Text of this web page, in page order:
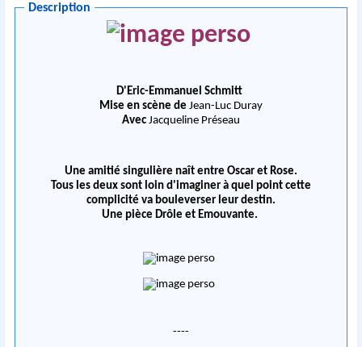
Description
D'Eric-Emmanuel Schmitt
Mise en scène de Jean-Luc Duray
Avec Jacqueline Préseau
Une amitié singulière naît entre Oscar et Rose.
Tous les deux sont loin d'imaginer à quel point cette
complicité va bouleverser leur destin.
Une pièce Drôle et Emouvante.
----